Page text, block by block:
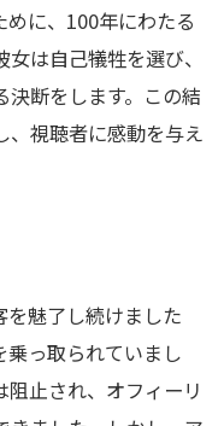
に、100年にわたる
は自己犠牲を選び、
断をします。この結
、視聴者に感動を与え
魅了し続けました
乗っ取られていまし
止され、オフィーリ